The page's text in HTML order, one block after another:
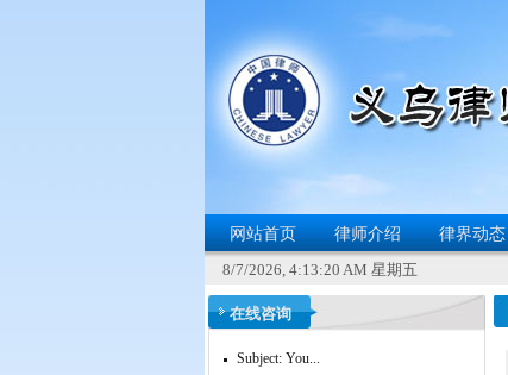
网站首页 律师介绍 律界动态
8/7/2026, 4:13:20 AM 星期五
在线咨询
Subject: You...